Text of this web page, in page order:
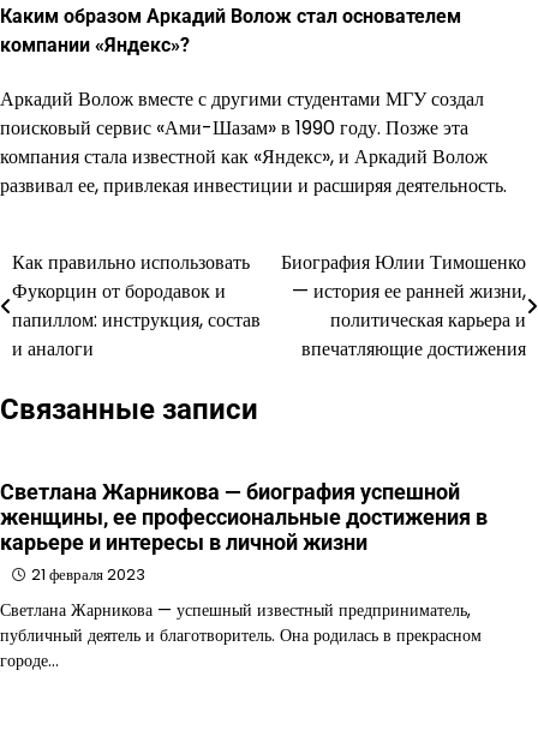
Каким образом Аркадий Волож стал основателем
компании «Яндекс»?
Аркадий Волож вместе с другими студентами МГУ создал
поисковый сервис «Ами-Шазам» в 1990 году. Позже эта
компания стала известной как «Яндекс», и Аркадий Волож
развивал ее, привлекая инвестиции и расширяя деятельность.
Навигация
по
записям
Как правильно использовать
Фукорцин от бородавок и
папиллом: инструкция, состав
и аналоги
Биография Юлии Тимошенко
— история ее ранней жизни,
политическая карьера и
впечатляющие достижения
Связанные записи
Светлана Жарникова — биография успешной
женщины, ее профессиональные достижения в
карьере и интересы в личной жизни
21 февраля 2023
Светлана Жарникова — успешный известный предприниматель,
публичный деятель и благотворитель. Она родилась в прекрасном
городе…